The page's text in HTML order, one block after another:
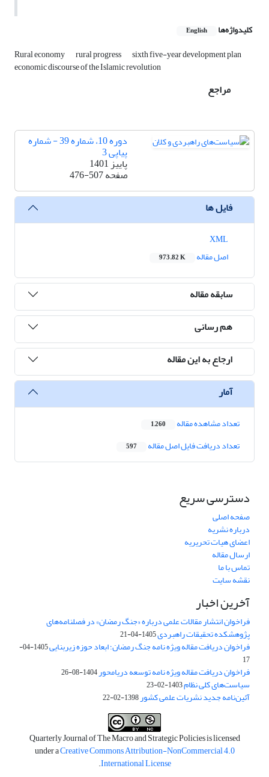
کلیدواژه‌ها English
Rural economy rural progress sixth five-year development plan
economic discourse of the Islamic revolution
مراجع
دوره 10، شماره 39 - شماره
پیاپی 3
پاییز 1401
صفحه476-507
فایل ها
اصل مقاله
973.82 K
سابقه مقاله
هم رسانی
ارجاع به این مقاله
آمار
تعداد مشاهده مقاله 1,260
تعداد دریافت فایل اصل مقاله 597
دسترسی سریع
صفحه اصلی
درباره نشریه
اعضای هیات تحریریه
ارسال مقاله
تماس با ما
نقشه سایت
آخرین اخبار
فراخوان انتشار مقالات علمی درباره «جنگ رمضان» در فصلنامه‌های
پژوهشکده تحقیقات راهبردی1405-04-21
فراخوان دریافت مقاله ویژه نامه جنگ رمضان؛ ابعاد حوزه زیربنایی
1405-04-
17
فراخوان دریافت مقاله ویژه نامه توسعه دریامحور1404-08-26
سیاست‌های کلی نظام1403-02-23
آئین‌نامه جدید نشریات علمی کشور1398-02-22
Quarterly Journal of The Macro and Strategic Policies is licensed
under aCreative Commons Attribution-NonCommercial 4.0
International License
.